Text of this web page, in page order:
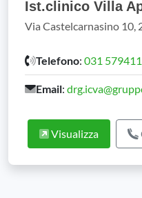
Ist.clinico Villa
Via Castelcarnasino 10,
Telefono: 031 579411
Email:
Visualizza